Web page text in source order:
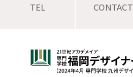
TEL CONTACT